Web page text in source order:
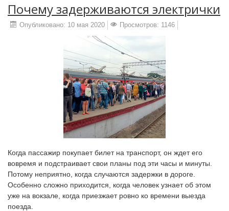
Почему задерживаются электрички
Опубликовано: 10 мая 2020 Просмотров: 1146
Когда пассажир покупает билет на транспорт, он ждет его
вовремя и подстраивает свои планы под эти часы и минуты.
Потому неприятно, когда случаются задержки в дороге.
Особенно сложно приходится, когда человек узнает об этом
уже на вокзале, когда приезжает ровно ко времени выезда
поезда.